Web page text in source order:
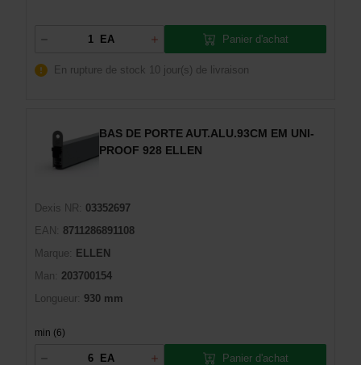
EA Panier d'achat
En rupture de stock 10 jour(s) de livraison
BAS DE PORTE AUT.ALU.93CM EM UNI-
PROOF 928 ELLEN
Dexis NR:
03352697
EAN:
8711286891108
Marque:
ELLEN
Man: 203700154
Longueur: 930 mm
min (6)
EA Panier d'achat